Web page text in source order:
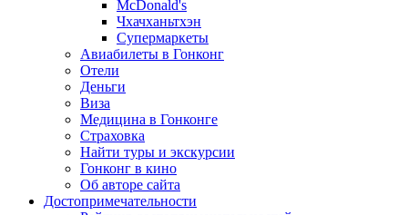
McDonald's
Чхачханьтхэн
Супермаркеты
Авиабилеты в Гонконг
Отели
Деньги
Виза
Медицина в Гонконге
Страховка
Найти туры и экскурсии
Гонконг в кино
Об авторе сайта
Достопримечательности